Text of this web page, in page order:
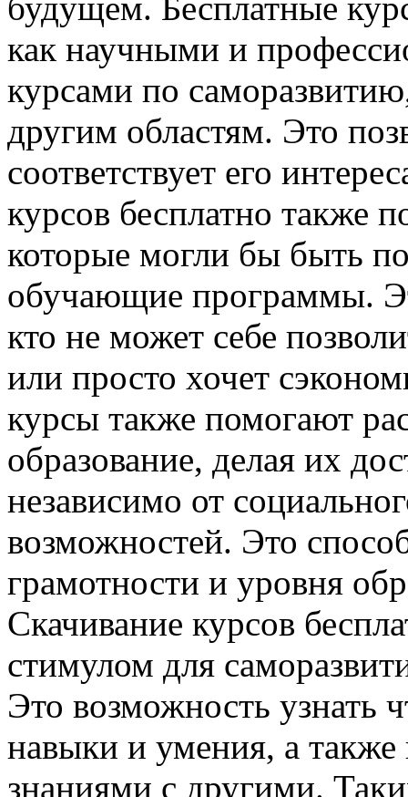
будущем. Бесплатные
как научными и
курсами по
другим областям. Это
соответствует его
курсов бесплатно также
которые могли бы быть
обучающие программы.
кто не может себе
или просто хочет
курсы также помогают
образование, делая их
независимо от
возможностей. Это
грамотности и уровня
Скачивание курсов
стимулом для
Это возможность узнать
навыки и умения, а
знаниями с другими.